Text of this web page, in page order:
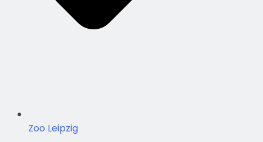
Zoo Leipzig